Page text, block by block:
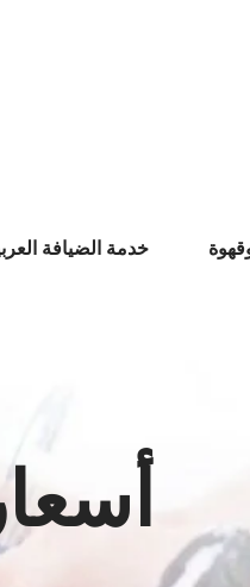
خدمة الضيافة